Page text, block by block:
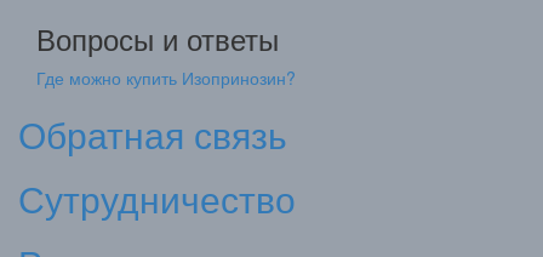
Вопросы и ответы
Где можно купить Изопринозин?
Обратная связь
Сутрудничество